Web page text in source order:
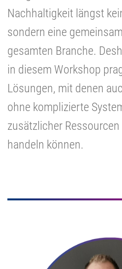
Nachhaltigkeit längst
sondern eine
gesamten Branche.
in diesem Workshop
Lösungen, mit denen
ohne komplizierte
zusätzlicher
handeln können.